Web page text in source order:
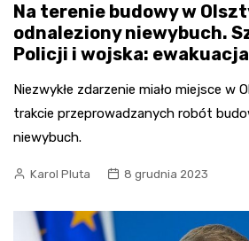
Na terenie budowy w
odnaleziony niewybuch.
Policji i wojska:
Niezwykłe zdarzenie miało miejsce w
trakcie przeprowadzanych robót
niewybuch.
Karol Pluta 8 grudnia 2023